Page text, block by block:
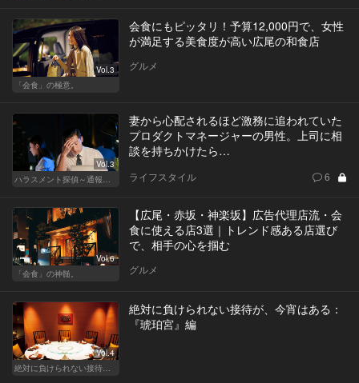
Vol.3
「会食」の極意。
会食にもピッタリ！予算12,000円で、女性
が満足する美食度が高い広尾の和食店
グルメ
Vol.3
ハラスメント探偵～通報編～
妻から心配されるほど激務に追われていた
プロダクトマネージャーの男性。上司に相
談を持ちかけたら…
ライフスタイル 6
Vol.6
「会食」の神髄。
【広尾・赤坂・神楽坂】広告代理店流・会
食に使える店3選｜トレンド感ある店選び
で、相手の心を掴む
グルメ
Vol.4
絶対に負けられない接待が、今宵はある：
『琥珀宮』編